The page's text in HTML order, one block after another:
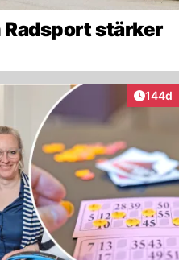
Radsport stärker
144d